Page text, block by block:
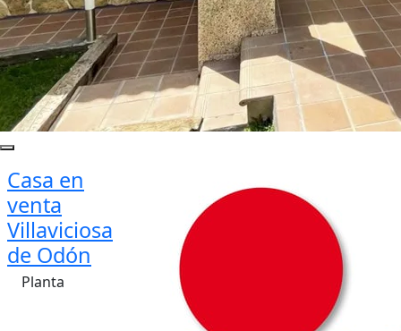
Casa en
venta
Villaviciosa
de Odón
Planta